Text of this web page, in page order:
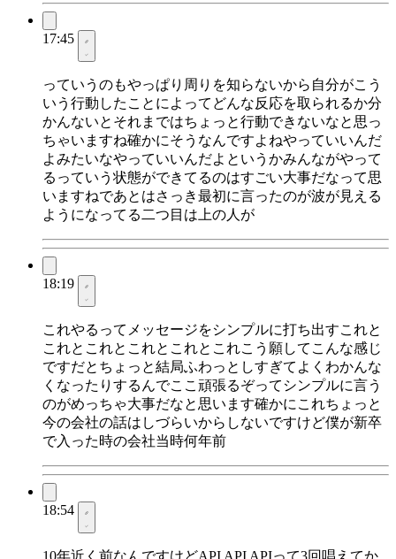
17:45
っていうのもやっぱり周りを知らないから自分がこう
いう行動したことによってどんな反応を取られるか分
かんないとそれまではちょっと行動できないなと思っ
ちゃいますね確かにそうなんですよねやっていいんだ
よみたいなやっていいんだよというかみんながやって
るっていう状態ができてるのはすごい大事だなって思
いますねであとはさっき最初に言ったのが波が見える
ようになってる二つ目は上の人が
18:19
これやるってメッセージをシンプルに打ち出すこれと
これとこれとこれとこれとこれこう願してこんな感じ
ですだとちょっと結局ふわっとしすぎてよくわかんな
くなったりするんでここ頑張るぞってシンプルに言う
のがめっちゃ大事だなと思います確かにこれちょっと
今の会社の話はしづらいからしないですけど僕が新卒
で入った時の会社当時何年前
18:54